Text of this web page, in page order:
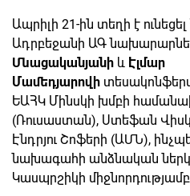
Ապրիլի 21-ին տեղի է
Ադրբեջանի ԱԳ
Մնացականյանի և Էլմար
Մամեդյարովի
ԵԱՀԿ Մինսկի խմբի
(Ռուսաստան), Ստեֆան
Էնդրյու Շոֆերի (ԱՄՆ),
նախագահի անձնական
Կասպրշիկի